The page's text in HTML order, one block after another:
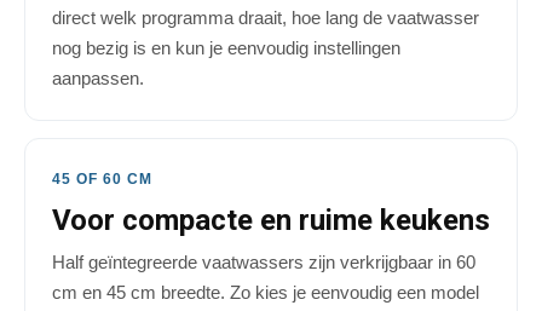
direct welk programma draait, hoe lang de vaatwasser
nog bezig is en kun je eenvoudig instellingen
aanpassen.
45 OF 60 CM
Voor compacte en ruime keukens
Half geïntegreerde vaatwassers zijn verkrijgbaar in 60
cm en 45 cm breedte. Zo kies je eenvoudig een model